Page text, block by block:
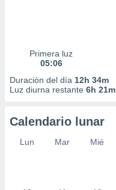
Primera luz
05:06
Duración del día 12h 34m
Luz diurna restante 6h 21m
Calendario lunar
Lun Mar Mié